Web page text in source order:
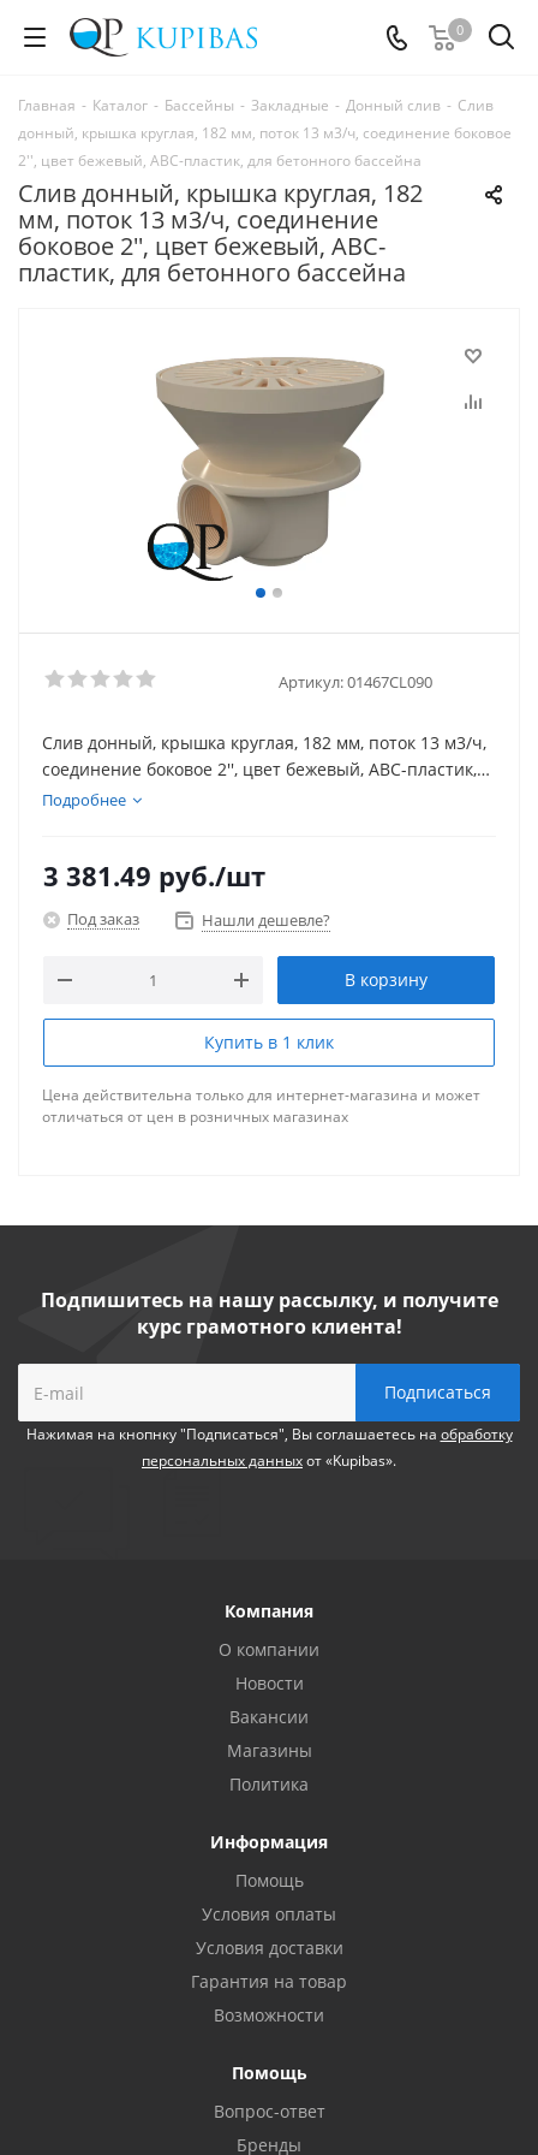
0
Главная - Каталог - Бассейны - Закладные - Донный слив - Слив
донный, крышка круглая, 182 мм, поток 13 м3/ч, соединение боковое
2'', цвет бежевый, ABC-пластик, для бетонного бассейна
Слив донный, крышка круглая, 182
мм, поток 13 м3/ч, соединение
боковое 2'', цвет бежевый, ABC-
пластик, для бетонного бассейна
Артикул:01467CL090
Слив донный, крышка круглая, 182 мм, поток 13 м3/ч,
соединение боковое 2'', цвет бежевый, ABC-пластик,
для бетонного бассейна
Подробнее
3 381.49 руб./шт
Под заказ Нашли дешевле?
В корзину
Купить в 1 клик
Цена действительна только для интернет-магазина и может
отличаться от цен в розничных магазинах
Подпишитесь на нашу рассылку, и получите
курс грамотного клиента!
Нажимая на кнопнку "Подписаться", Вы соглашаетесь на обработку
персональных данныхот «Kupibas».
Компания
О компании
Новости
Вакансии
Магазины
Политика
Информация
Помощь
Условия оплаты
Условия доставки
Гарантия на товар
Возможности
Помощь
Вопрос-ответ
Бренды